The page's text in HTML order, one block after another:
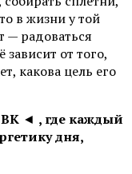
в жизни у той
— радоваться
от того,
какова цель его
ВК ◄ , где каждый
дня,